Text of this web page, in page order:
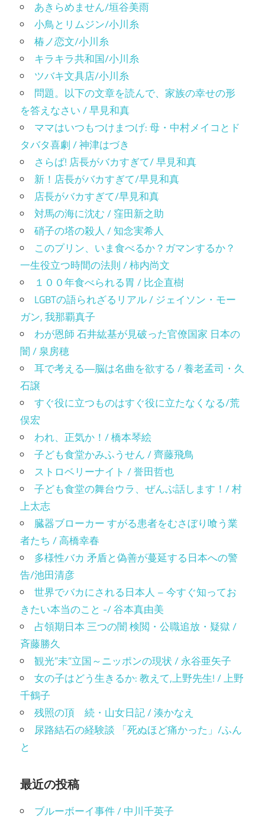
あきらめません/垣谷美雨
小鳥とリムジン/小川糸
椿ノ恋文/小川糸
キラキラ共和国/小川糸
ツバキ文具店/小川糸
問題。以下の文章を読んで、家族の幸せの形
を答えなさい / 早見和真
ママはいつもつけまつげ: 母・中村メイコとド
タバタ喜劇 / 神津はづき
さらば! 店長がバカすぎて/ 早見和真
新！店長がバカすぎて/早見和真
店長がバカすぎて/早見和真
対馬の海に沈む / 窪田新之助
硝子の塔の殺人 / 知念実希人
このプリン、いま食べるか？ガマンするか？
一生役立つ時間の法則 / 柿内尚文
１００年食べられる胃 / 比企直樹
LGBTの語られざるリアル / ジェイソン・モー
ガン, 我那覇真子
わが恩師 石井紘基が見破った官僚国家 日本の
闇 / 泉房穂
耳で考える―脳は名曲を欲する / 養老孟司・久
石譲
すぐ役に立つものはすぐ役に立たなくなる/荒
俣宏
われ、正気か！/ 橋本琴絵
子ども食堂かみふうせん / 齊藤飛鳥
ストロベリーナイト / 誉田哲也
子ども食堂の舞台ウラ、ぜんぶ話します！/ 村
上太志
臓器ブローカー すがる患者をむさぼり喰う業
者たち / 高橋幸春
多様性バカ 矛盾と偽善が蔓延する日本への警
告/池田清彦
世界でバカにされる日本人 – 今すぐ知ってお
きたい本当のこと -/ 谷本真由美
占領期日本 三つの闇 検閲・公職追放・疑獄 /
斉藤勝久
観光”未”立国～ニッポンの現状 / 永谷亜矢子
女の子はどう生きるか: 教えて,上野先生! / 上野
千鶴子
残照の頂 続・山女日記 / 湊かなえ
尿路結石の経験談 「死ぬほど痛かった」/ふん
と
最近の投稿
ブルーボーイ事件 / 中川千英子